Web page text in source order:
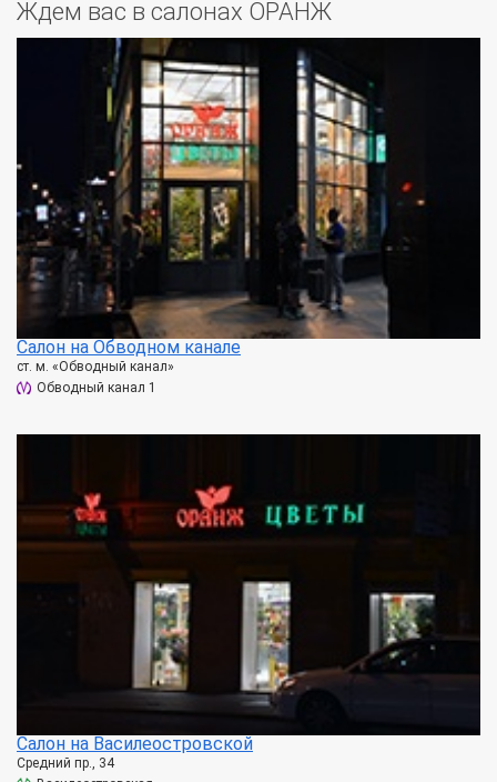
Ждем вас в салонах ОРАНЖ
Салон на Обводном канале
ст. м. «Обводный канал»
Обводный канал 1
Салон на Василеостровской
Средний пр., 34